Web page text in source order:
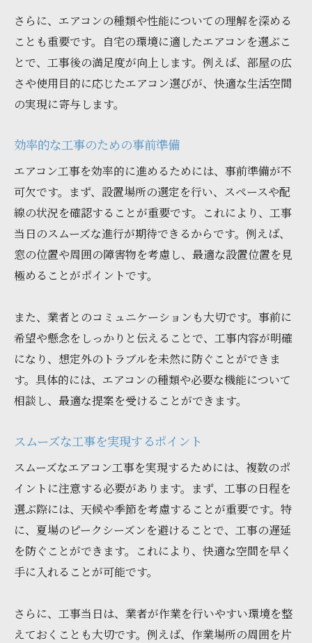
さらに、エアコンの種類や性能についての理解を深める
ことも重要です。自宅の環境に適したエアコンを選ぶこ
とで、工事後の満足度が向上します。例えば、部屋の広
さや使用目的に応じたエアコン選びが、快適な生活空間
の実現に寄与します。
効率的な工事のための事前準備
エアコン工事を効率的に進めるためには、事前準備が不
可欠です。まず、設置場所の選定を行い、スペースや配
線の状況を確認することが重要です。これにより、工事
当日のスムーズな進行が期待できるからです。例えば、
窓の位置や周囲の障害物を考慮し、最適な設置位置を見
極めることがポイントです。
また、業者とのコミュニケーションも大切です。事前に
希望や懸念をしっかりと伝えることで、工事内容が明確
になり、想定外のトラブルを未然に防ぐことができま
す。具体的には、エアコンの種類や必要な機能について
相談し、最適な提案を受けることができます。
スムーズな工事を実現するポイント
スムーズなエアコン工事を実現するためには、複数のポ
イントに注意する必要があります。まず、工事の日程を
選ぶ際には、天候や季節を考慮することが重要です。特
に、夏場のピークシーズンを避けることで、工事の遅延
を防ぐことができます。これにより、快適な空間を早く
手に入れることが可能です。
さらに、工事当日は、業者が作業を行いやすい環境を整
えておくことも大切です。例えば、作業場所の周囲を片